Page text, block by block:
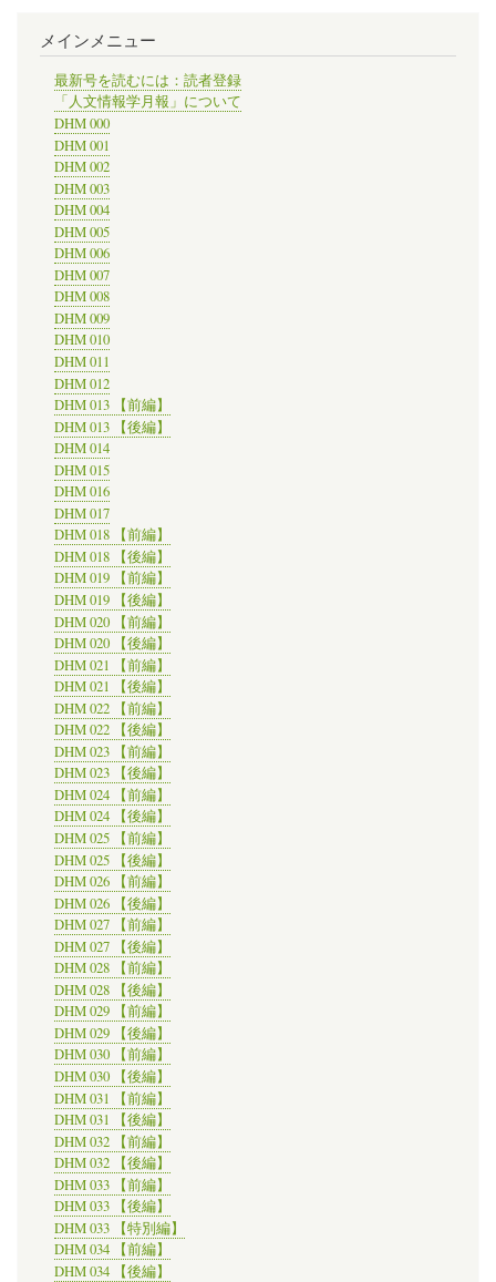
メインメニュー
最新号を読むには：読者登録
「人文情報学月報」について
DHM 000
DHM 001
DHM 002
DHM 003
DHM 004
DHM 005
DHM 006
DHM 007
DHM 008
DHM 009
DHM 010
DHM 011
DHM 012
DHM 013 【前編】
DHM 013 【後編】
DHM 014
DHM 015
DHM 016
DHM 017
DHM 018 【前編】
DHM 018 【後編】
DHM 019 【前編】
DHM 019 【後編】
DHM 020 【前編】
DHM 020 【後編】
DHM 021 【前編】
DHM 021 【後編】
DHM 022 【前編】
DHM 022 【後編】
DHM 023 【前編】
DHM 023 【後編】
DHM 024 【前編】
DHM 024 【後編】
DHM 025 【前編】
DHM 025 【後編】
DHM 026 【前編】
DHM 026 【後編】
DHM 027 【前編】
DHM 027 【後編】
DHM 028 【前編】
DHM 028 【後編】
DHM 029 【前編】
DHM 029 【後編】
DHM 030 【前編】
DHM 030 【後編】
DHM 031 【前編】
DHM 031 【後編】
DHM 032 【前編】
DHM 032 【後編】
DHM 033 【前編】
DHM 033 【後編】
DHM 033 【特別編】
DHM 034 【前編】
DHM 034 【後編】